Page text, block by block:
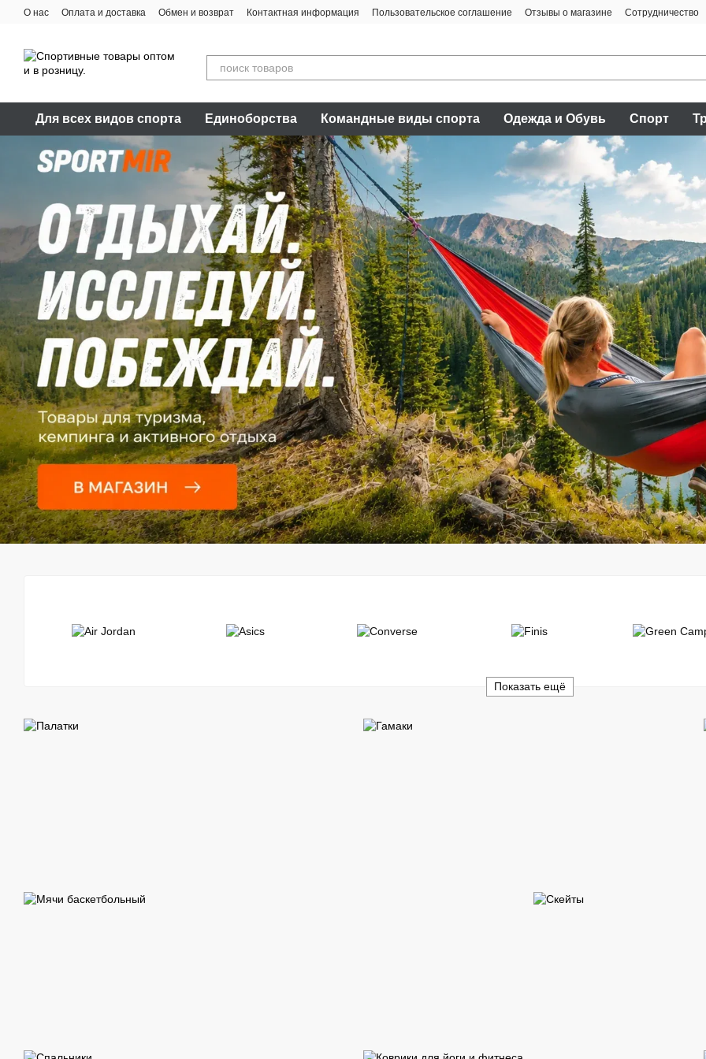
Перейти к основному контенту
О нас Оплата и доставка Обмен и возврат Контактная информация Пользовательское соглашение Отзывы о магазине Сотрудничество
Для всех видов спорта Единоборства Командные виды спорта Одежда и Обувь Спорт
Показать ещё